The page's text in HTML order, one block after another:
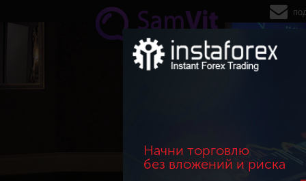
Перейти к основному содержанию
Начни торговлю
без вложений и риска